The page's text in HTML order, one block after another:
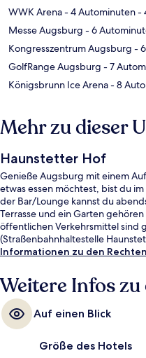
WWK Arena- 4 Autominuten-
Messe Augsburg - 6
Kongresszentrum Augsburg -
GolfRange Augsburg - 7
Königsbrunn Ice Arena- 8
Mehr zu dieser
Haunstetter Hof
Genieße Augsburg mit einem
etwas essen möchtest, bist du
der Bar/Lounge kannst du
Terrasse und ein Garten
öffentlichen Verkehrsmittel sind
(Straßenbahnhaltestelle
Informationen zu den
Weitere Infos
Auf einen Blick
Größe des Hotels